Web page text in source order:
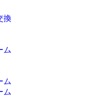
換
ム
ム
ム